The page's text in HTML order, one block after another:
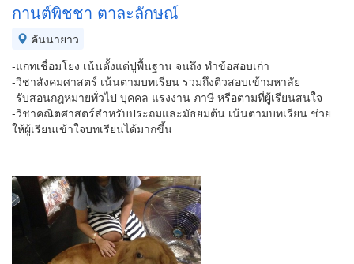
กานต์พิชชา ตาละลักษณ์
คันนายาว
-แกทเชื่อมโยง เน้นตั้งแต่ปูพื้นฐาน จนถึง ทำข้อสอบเก่า
-วิชาสังคมศาสตร์ เน้นตามบทเรียน รวมถึงติวสอบเข้ามหาลัย
-รับสอนกฎหมายทั่วไป บุคคล แรงงาน ภาษี หรือตามที่ผู้เรียนสนใจ
-วิชาคณิตศาสตร์สำหรับประถมและมัธยมต้น เน้นตามบทเรียน ช่วย
ให้ผู้เรียนเข้าใจบทเรียนได้มากขึ้น